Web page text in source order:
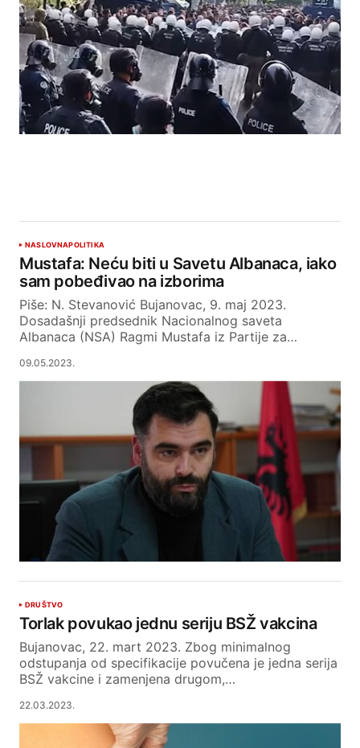
NASLOVNAPOLITIKA
Mustafa: Neću biti u Savetu Albanaca, iako
sam pobeđivao na izborima
Piše: N. Stevanović Bujanovac, 9. maj 2023.
Dosadašnji predsednik Nacionalnog saveta
Albanaca (NSA) Ragmi Mustafa iz Partije za…
09.05.2023.
DRUŠTVO
Torlak povukao jednu seriju BSŽ vakcina
Bujanovac, 22. mart 2023. Zbog minimalnog
odstupanja od specifikacije povučena je jedna serija
BSŽ vakcine i zamenjena drugom,…
22.03.2023.